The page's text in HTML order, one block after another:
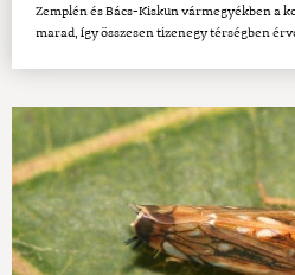
Zemplén és Bács-Kiskun vármegyékben a
marad, így összesen tizenegy térségben